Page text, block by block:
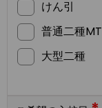
けん引
普通二種MT
大型二種